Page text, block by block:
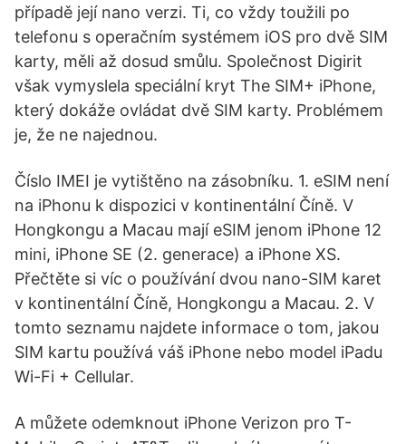
případě její nano verzi. Ti, co vždy toužili po
telefonu s operačním systémem iOS pro dvě SIM
karty, měli až dosud smůlu. Společnost Digirit
však vymyslela speciální kryt The SIM+ iPhone,
který dokáže ovládat dvě SIM karty. Problémem
je, že ne najednou.
Číslo IMEI je vytištěno na zásobníku. 1. eSIM není
na iPhonu k dispozici v kontinentální Číně. V
Hongkongu a Macau mají eSIM jenom iPhone 12
mini, iPhone SE (2. generace) a iPhone XS.
Přečtěte si víc o používání dvou nano-SIM karet
v kontinentální Číně, Hongkongu a Macau. 2. V
tomto seznamu najdete informace o tom, jakou
SIM kartu používá váš iPhone nebo model iPadu
Wi-Fi + Cellular.
A můžete odemknout iPhone Verizon pro T-